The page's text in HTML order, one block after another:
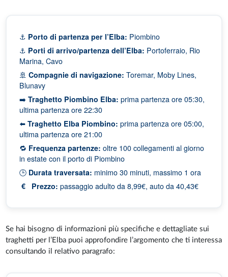
⚓ Porto di partenza per l’Elba: Piombino
⚓ Porti di arrivo/partenza dell’Elba: Portoferraio, Rio
Marina, Cavo
🚢Compagnie di navigazione: Toremar, Moby Lines,
Blunavy
➡️Traghetto Piombino Elba: prima partenza ore 05:30,
ultima partenza ore 22:30
⬅️Traghetto Elba Piombino: prima partenza ore 05:00,
ultima partenza ore 21:00
🔁 Frequenza partenze: oltre 100 collegamenti al giorno
in estate con il porto di Piombino
🕒 Durata traversata: minimo 30 minuti, massimo 1 ora
€ Prezzo: passaggio adulto da 8,99€, auto da 40,43€
Se hai bisogno di informazioni più specifiche e dettagliate sui
traghetti per l’Elba puoi approfondire l’argomento che ti interessa
consultando il relativo paragrafo: